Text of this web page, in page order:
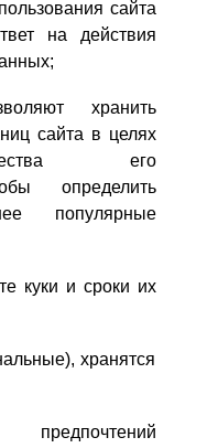
сайта
на действия
хранить
сайта в целях
его
определить
популярные
куки и сроки их
хранятся
РЕГИСТРАЦИЯ
сетей: